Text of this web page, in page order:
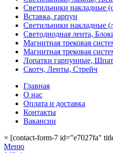
Светильники накладные
Вставка, гарпун
Светильники накладные
Светодиодная лента,
Магнитная трековая
Магнитная трековая
Лопатки гарпунные,
Скотч, Ленты, Стрейч
Главная
О нас
Оплата и доставка
Контакты
Вакансии
× [contact-form-7 id="e7027fa"
Меню